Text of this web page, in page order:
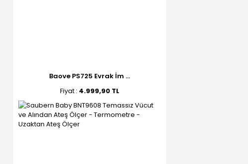
Baove PS725 Evrak İm ...
Fiyat : 4.999,90 TL